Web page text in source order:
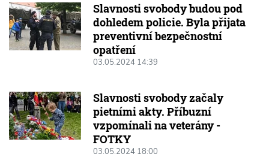
Slavnosti svobody budou pod
dohledem policie. Byla přijata
preventivní bezpečnostní
opatření
03.05.2024 14:39
Slavnosti svobody začaly
pietními akty. Příbuzní
vzpomínali na veterány -
FOTKY
03.05.2024 18:00